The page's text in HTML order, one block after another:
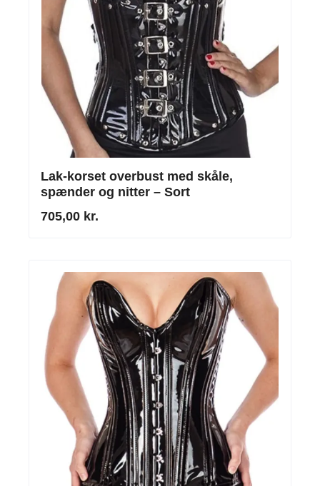
Lak-korset overbust med skåle,
spænder og nitter – Sort
705,00 kr.